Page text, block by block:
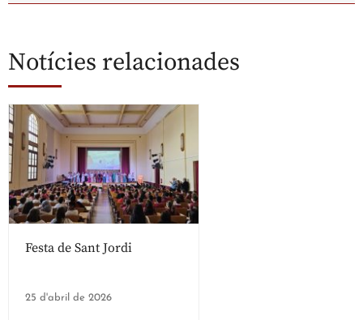
Notícies relacionades
Festa de Sant Jordi
25 d'abril de 2026